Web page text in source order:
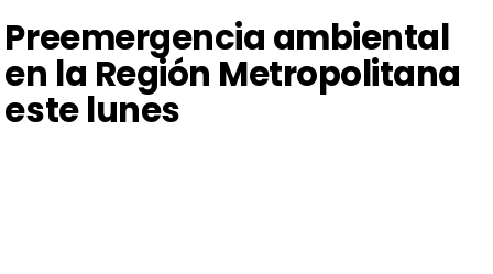
Preemergencia ambiental
en la Región Metropolitana
este lunes